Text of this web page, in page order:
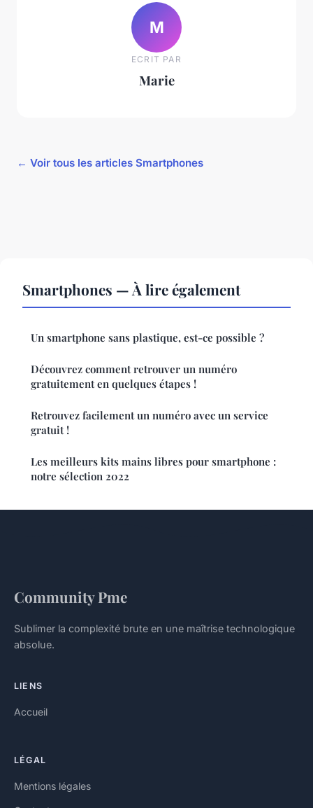
M
ECRIT PAR
Marie
← Voir tous les articles Smartphones
Smartphones — À lire également
Un smartphone sans plastique, est-ce possible ?
Découvrez comment retrouver un numéro
gratuitement en quelques étapes !
Retrouvez facilement un numéro avec un service
gratuit !
Les meilleurs kits mains libres pour smartphone :
notre sélection 2022
Community Pme
Sublimer la complexité brute en une maîtrise technologique
absolue.
LIENS
Accueil
LÉGAL
Mentions légales